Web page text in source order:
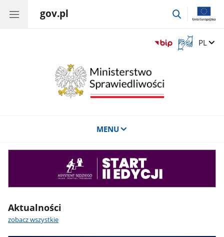
gov.pl
przejdź
Otwórz
okno
Zmień
PL
MENU
Aktualności
zobacz wszystkie